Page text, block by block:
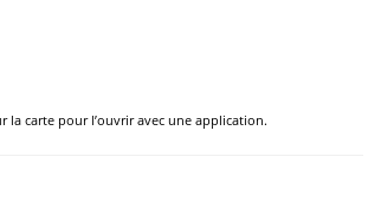
la carte pour l’ouvrir avec une application.